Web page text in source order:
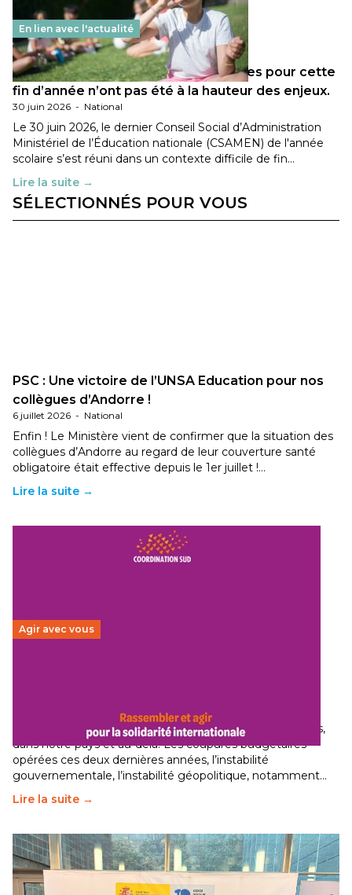
En lien avec l'actualité
Les décisions ministérielles attendues pour cette
fin d’année n’ont pas été à la hauteur des enjeux.
30 juin 2026 - National
Le 30 juin 2026, le dernier Conseil Social d’Administration
Ministériel de l’Éducation nationale (CSAMEN) de l'année
scolaire s’est réuni dans un contexte difficile de fin…
Lire la suite →
SÉLECTIONNÉS POUR VOUS
PSC : Une victoire de l’UNSA Education pour nos
collègues d’Andorre !
6 juillet 2026 - National
Enfin ! Le Ministère vient de confirmer que la situation des
collègues d’Andorre au regard de leur couverture santé
obligatoire était effective depuis le 1er juillet !…
Lire la suite →
Agir avec vous
Le secteur humanitaire connaît des difficultés profondes,
dans notre pays et au-delà. Les coupures budgétaires
opérées ces deux dernières années, l’instabilité
gouvernementale, l’instabilité géopolitique, notamment…
Lire la suite →